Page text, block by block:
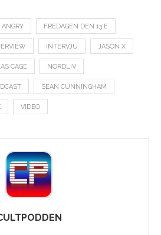
ANGRY FREDAGEN DEN 13:E
INTERVJU JASON X
CAGE NÖRDLIV
SEAN CUNNINGHAM
VIDEO